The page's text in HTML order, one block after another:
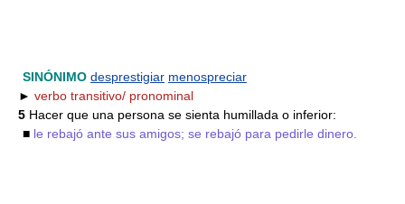
SINÓNIMO desprestigiar menospreciar
► verbo transitivo/ pronominal
5 Hacer que una persona se sienta humillada o inferior:
■ le rebajó ante sus amigos; se rebajó para pedirle dinero.